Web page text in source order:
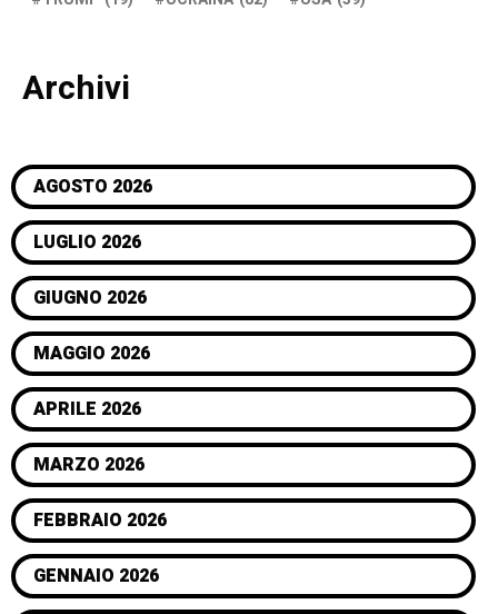
Archivi
AGOSTO 2026
LUGLIO 2026
GIUGNO 2026
MAGGIO 2026
APRILE 2026
MARZO 2026
FEBBRAIO 2026
GENNAIO 2026